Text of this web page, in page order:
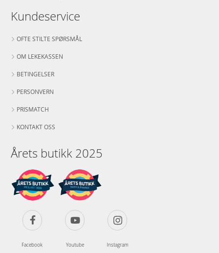
Kundeservice
OFTE STILTE SPØRSMÅL
OM LEKEKASSEN
BETINGELSER
PERSONVERN
PRISMATCH
KONTAKT OSS
Årets butikk 2025
Facebook Youtube Instagram